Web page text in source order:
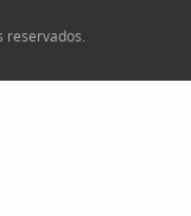
reservados.